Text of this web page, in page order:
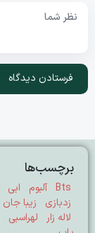
برچسب‌ها
Bts آلبوم ابی
زدبازی
زیبا جان
لاله زار
لهراسبی